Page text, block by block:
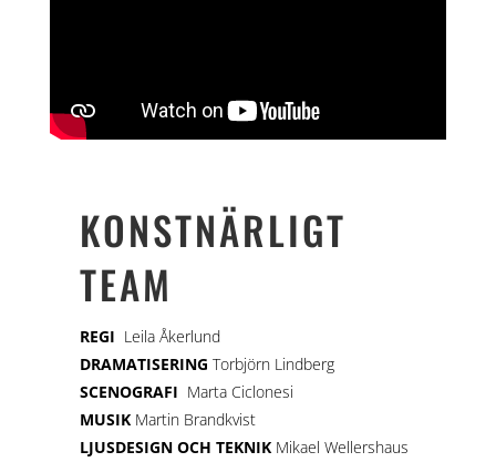
KONSTNÄRLIGT
TEAM
REGI Leila Åkerlund
DRAMATISERING Torbjörn Lindberg
SCENOGRAFI Marta Ciclonesi
MUSIKMartin Brandkvist
LJUSDESIGN OCH TEKNIK Mikael Wellershaus